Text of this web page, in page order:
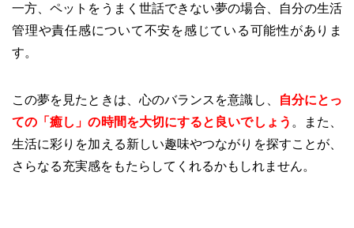
一方、ペットをうまく世話できない夢の場合、自分の生活
管理や責任感について不安を感じている可能性がありま
す。
この夢を見たときは、心のバランスを意識し、
自分にとっ
ての「癒し」の時間を大切にすると良いでしょう 。また、
生活に彩りを加える新しい趣味やつながりを探すことが、
さらなる充実感をもたらしてくれるかもしれません。